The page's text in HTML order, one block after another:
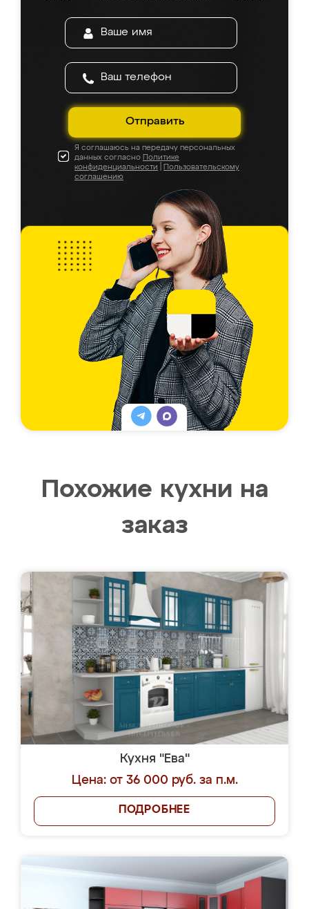
Отправить
Я соглашаюсь на передачу персональных
данных согласно Политике
конфиденциальности
Пользовательскому
соглашению
Похожие кухни на
заказ
Кухня "Ева"
Цена: от 36 000 руб. за п.м.
ПОДРОБНЕЕ